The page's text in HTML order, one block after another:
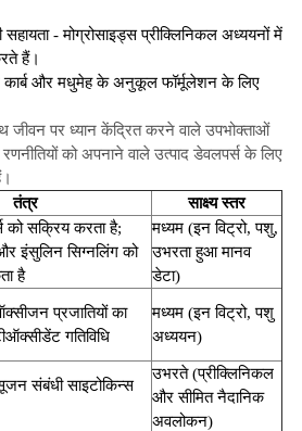
- मोग्रोसाइड्स प्रीक्लिनिकल अध्ययनों में
हैं।
और मधुमेह के अनुकूल फॉर्मूलेशन के लिए
जीवन पर ध्यान केंद्रित करने वाले उपभोक्ताओं
को अपनाने वाले उत्पाद डेवलपर्स के लिए
तंत्र साक्ष्य स्तर
को सक्रिय करता है;
इंसुलिन सिग्नलिंग को
है
मध्यम (इन विट्रो, पशु,
उभरता हुआ मानव
डेटा)
प्रजातियों का
गतिविधि
मध्यम (इन विट्रो, पशु
अध्ययन)
संबंधी साइटोकिन्स
उभरते (प्रीक्लिनिकल
और सीमित नैदानिक ​​
अवलोकन)